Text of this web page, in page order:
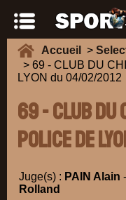
Accueil >
> 69 - CLUB DU
LYON du 04/02/2012
69 - CLUB DU
POLICE DE
Juge(s) : PAIN Alain -
Rolland